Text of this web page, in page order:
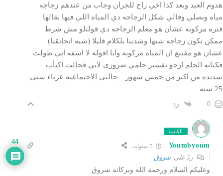
هدوم العيد وبعد كدا اخي راح للجران وجاب من عندهم زجاجه
مياه وبصلي وقالي شكل الزجاجه دي المياه اللي فيها بقالها
فتره مركونه عشان هو معلم الزجاجه دي قولتلو مش شرط
ممكن تكون زجاجه شبها وشدينا بلكلام قليلا (شبه اتخانقنا)
عشان هو مقتنع ان المياه مركونه وانا اقوله لا اسفه اني طولت
فكتابه الحلم ارجو تفسير حلمي ضروري لاني فحالت اكتأب
شديده من اكتر من خمس شهور _ حالتي الاجتماعيه عزباء سني
25 سنه
0 رد
الكاتب
Youmbyoum
ردّ على شروق
وعليكم السلام ورحمة الله وبركاته شروق
44